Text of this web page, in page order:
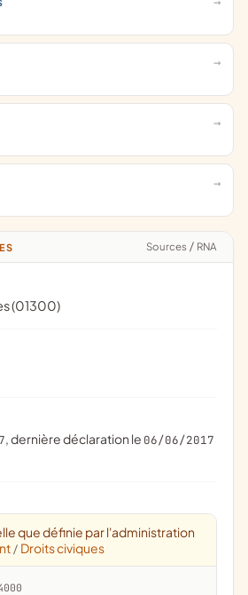
Sources / RNA
(01300)
, dernière déclaration le 06/06/2017
que définie par l'administration
/ Droits civiques